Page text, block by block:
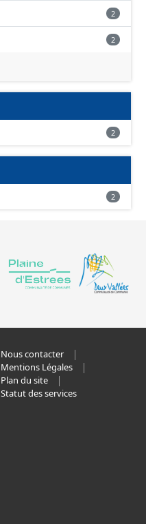
2
2
2
2
Nous contacter
Mentions Légales
Plan du site
Statut des services